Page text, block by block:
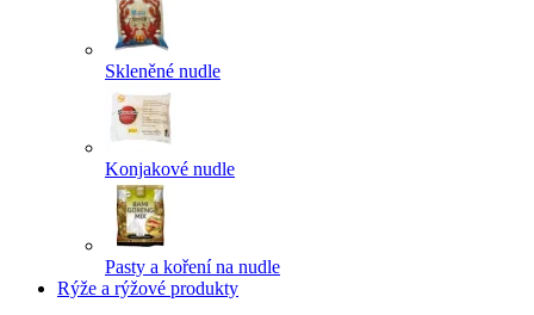
Skleněné nudle
Konjakové nudle
Pasty a koření na nudle
Rýže a rýžové produkty